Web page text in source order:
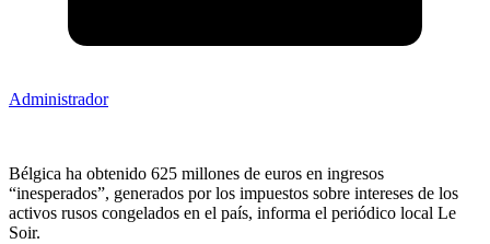
Administrador
Bélgica ha obtenido 625 millones de euros en ingresos
“inesperados”, generados por los impuestos sobre intereses de los
activos rusos congelados en el país, informa el periódico local Le
Soir.